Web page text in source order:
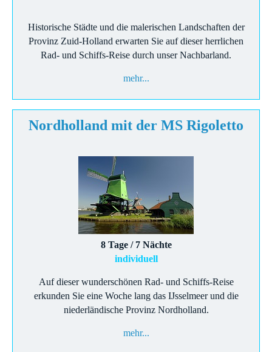
Historische Städte und die malerischen Landschaften der
Provinz Zuid-Holland erwarten Sie auf dieser herrlichen
Rad- und Schiffs-Reise durch unser Nachbarland.
mehr...
Nordholland mit der MS Rigoletto
8 Tage / 7 Nächte
individuell
Auf dieser wunderschönen Rad- und Schiffs-Reise
erkunden Sie eine Woche lang das IJsselmeer und die
niederländische Provinz Nordholland.
mehr...